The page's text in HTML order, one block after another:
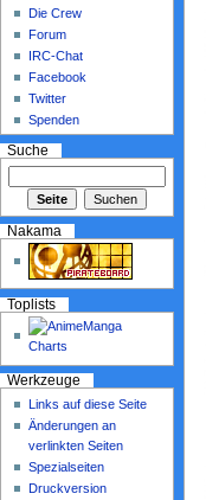
Die Crew
Forum
IRC-Chat
Facebook
Twitter
Spenden
Suche
Nakama
Toplists
Werkzeuge
Links auf diese Seite
Änderungen an
verlinkten Seiten
Spezialseiten
Druckversion